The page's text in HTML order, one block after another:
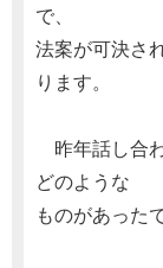
で、
法案が可決さ
ります。
昨年話し合
どのような
ものがあった